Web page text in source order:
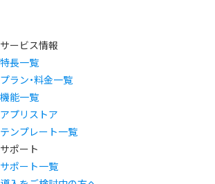
サービス情報
特長一覧
プラン・料金一覧
機能一覧
アプリストア
テンプレート一覧
サポート
サポート一覧